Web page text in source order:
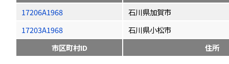
17206A1968
石川県加賀市
17203A1968
石川県小松市
市区町村ID
住所